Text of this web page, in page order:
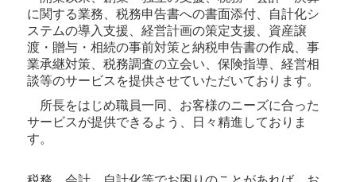
報酬料金について
労働保険の加入
労働保険ニュース
税務カレンダー
に関する業務、税務申告書への書面添付、自計化シ
ステムの導入支援、経営計画の策定支援、資産譲
渡・贈与・相続の事前対策と納税申告書の作成、事
業承継対策、税務調査の立会い、保険指導、経営相
談等のサービスを提供させていただいております。
所長をはじめ職員一同、お客様のニーズに合った
サービスが提供できるよう、日々精進しておりま
す。